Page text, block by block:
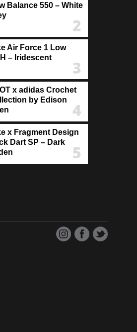
Balance 550 – White
Air Force 1 Low
– Iridescent
x adidas Crochet
by Edison
x Fragment Design
Dart SP – Dark